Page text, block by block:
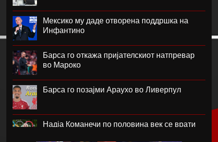
Мексико му даде отворена поддршка на
Инфантино
Барса го откажа пријателскиот натпревар
во Мароко
Барса го позајми Араухо во Ливерпул
Надја Команечи по половина век се врати